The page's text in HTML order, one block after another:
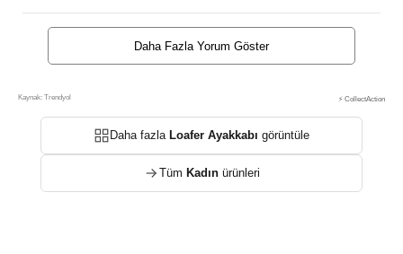
Daha Fazla Yorum Göster
Kaynak: Trendyol ⚡ CollectAction
Daha fazla Loafer Ayakkabı görüntüle
Tüm Kadınürünleri